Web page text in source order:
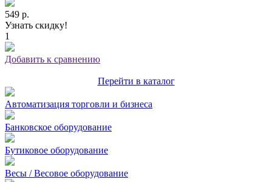
549 р.
Узнать скидку!
1
Добавить к сравнению
Перейти в каталог
Автоматизация торговли и бизнеса
Банковское оборудование
Бутиковое оборудование
Весы / Весовое оборудование